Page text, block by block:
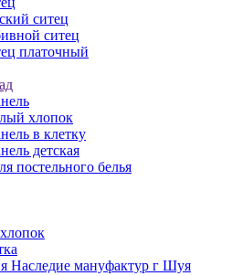
ситец
ситец
платочный
хлопок
в клетку
детская
постельного белья
Наследие мануфактур г Шуя